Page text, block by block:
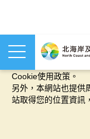
本網站使用cookies
Cookie使用政策。
另外，本網站也提供
站取得您的位置資訊